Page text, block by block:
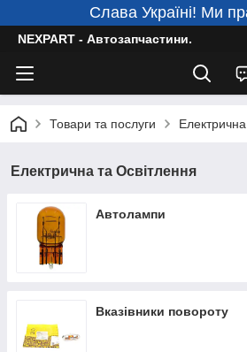
Слава Україні! Ми
NEXPART - Автозапчастини.
Товари та послуги
Електрична та Освітлення
Автолампи
Вказівники повороту